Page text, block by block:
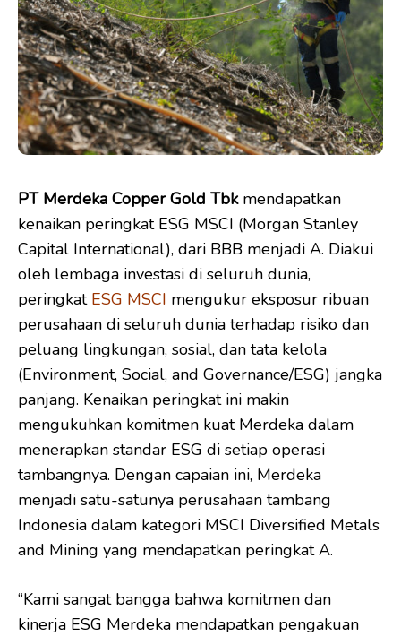
PT Merdeka Copper Gold Tbkmendapatkan
kenaikan peringkat ESG MSCI (Morgan Stanley
Capital International), dari BBB menjadi A. Diakui
oleh lembaga investasi di seluruh dunia,
peringkat ESG MSCI mengukur eksposur ribuan
perusahaan di seluruh dunia terhadap risiko dan
peluang lingkungan, sosial, dan tata kelola
(Environment, Social, and Governance/ESG) jangka
panjang. Kenaikan peringkat ini makin
mengukuhkan komitmen kuat Merdeka dalam
menerapkan standar ESG di setiap operasi
tambangnya. Dengan capaian ini, Merdeka
menjadi satu-satunya perusahaan tambang
Indonesia dalam kategori MSCI Diversified Metals
and Mining yang mendapatkan peringkat A.
“Kami sangat bangga bahwa komitmen dan
kinerja ESG Merdeka mendapatkan pengakuan